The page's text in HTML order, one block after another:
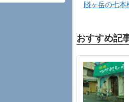
賤ヶ岳の七本
おすすめ記